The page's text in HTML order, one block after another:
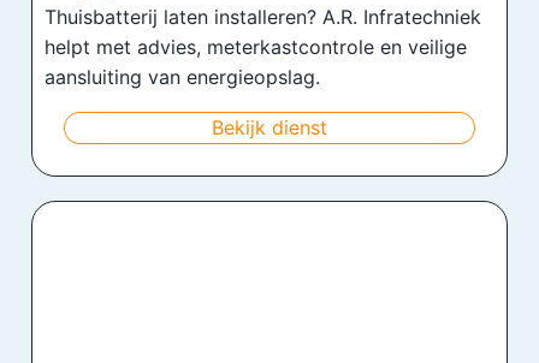
Thuisbatterij laten installeren? A.R. Infratechniek
helpt met advies, meterkastcontrole en veilige
aansluiting van energieopslag.
Bekijk dienst